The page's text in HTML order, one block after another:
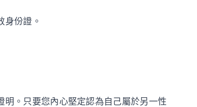
身份證。
。只要您內心堅定認為自己屬於另一性